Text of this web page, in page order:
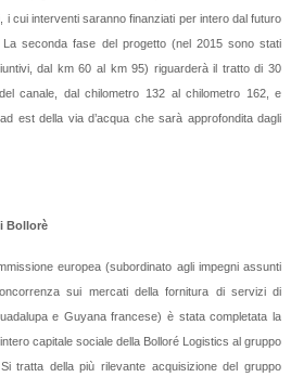
i cui interventi saranno finanziati per intero dal futuro
La seconda fase del progetto (nel 2015 sono stati
dal km 60 al km 95) riguarderà il tratto di 30
canale, dal chilometro 132 al chilometro 162, e
est della via d’acqua che sarà approfondita dagli
Bollorè
europea (subordinato agli impegni assunti
sui mercati della fornitura di servizi di
e Guyana francese) è stata completata la
capitale sociale della Bolloré Logistics al gruppo
tratta della più rilevante acquisizione del gruppo